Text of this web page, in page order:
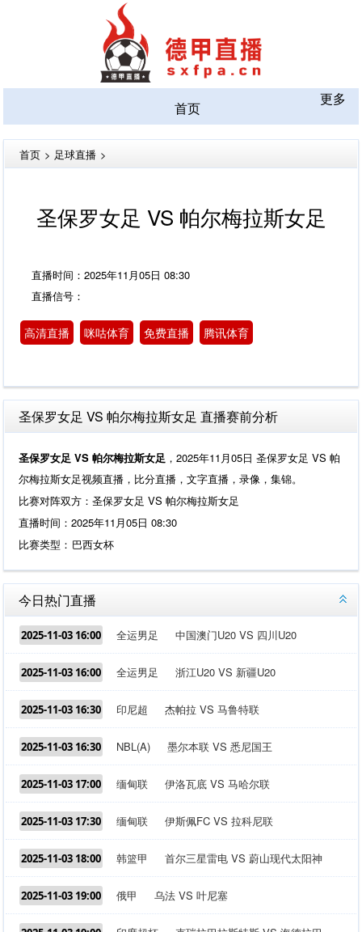
首页
更多
首页 > 足球直播 >
圣保罗女足 VS 帕尔梅拉斯女足
直播时间：2025年11月05日 08:30
直播信号：
高清直播 咪咕体育 免费直播 腾讯体育
圣保罗女足 VS 帕尔梅拉斯女足 直播赛前分析
圣保罗女足 VS 帕尔梅拉斯女足 ，2025年11月05日 圣保罗女足 VS 帕
尔梅拉斯女足视频直播，比分直播，文字直播，录像，集锦。
比赛对阵双方：圣保罗女足 VS 帕尔梅拉斯女足
直播时间：2025年11月05日 08:30
比赛类型： 巴西女杯
今日热门直播
2025-11-03 16:00 全运男足 中国澳门U20 VS 四川U20
2025-11-03 16:00 全运男足 浙江U20 VS 新疆U20
2025-11-03 16:30 印尼超 杰帕拉 VS 马鲁特联
2025-11-03 16:30 NBL(A) 墨尔本联 VS 悉尼国王
2025-11-03 17:00 缅甸联 伊洛瓦底 VS 马哈尔联
2025-11-03 17:30 缅甸联 伊斯佩FC VS 拉科尼联
2025-11-03 18:00 韩篮甲 首尔三星雷电 VS 蔚山现代太阳神
2025-11-03 19:00 俄甲 乌法 VS 叶尼塞